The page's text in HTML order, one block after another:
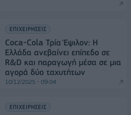
ΕΠΙΧΕΙΡΗΣΕΙΣ
Coca-Cola Τρία Έψιλον: Η
Ελλάδα ανεβαίνει επίπεδο σε
R&D και παραγωγή μέσα σε μια
αγορά δύο ταχυτήτων
10/12/2025 - 09:04
ΕΠΙΧΕΙΡΗΣΕΙΣ